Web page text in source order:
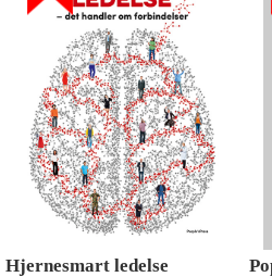
Hjernesmart ledelse